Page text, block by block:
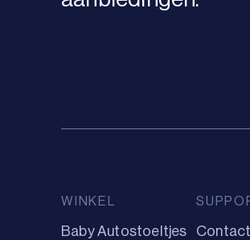
WINKEL
Baby Autostoeltjes